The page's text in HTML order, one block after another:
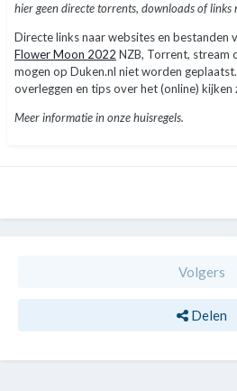
hier geen directe torrents, downloads of links
Directe links naar websites en bestanden
Flower Moon 2022 NZB, Torrent, stream
mogen op Duken.nl niet worden
overleggen en tips over het (online)
Meer informatie in onze huisregels.
Volgers
Delen